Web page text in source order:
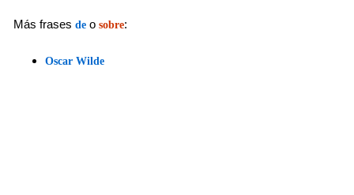
Más frases de o sobre:
Oscar Wilde